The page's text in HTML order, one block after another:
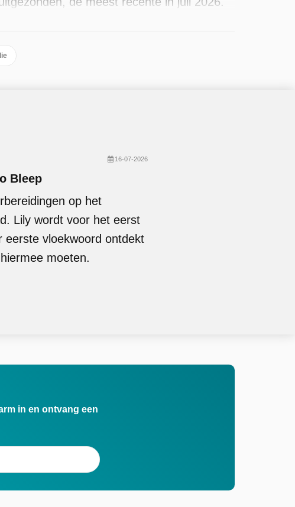
16-07-2026
Bleep
op het
Lily wordt voor het eerst
eerste vloekwoord ontdekt
moeten.
in en ontvang een